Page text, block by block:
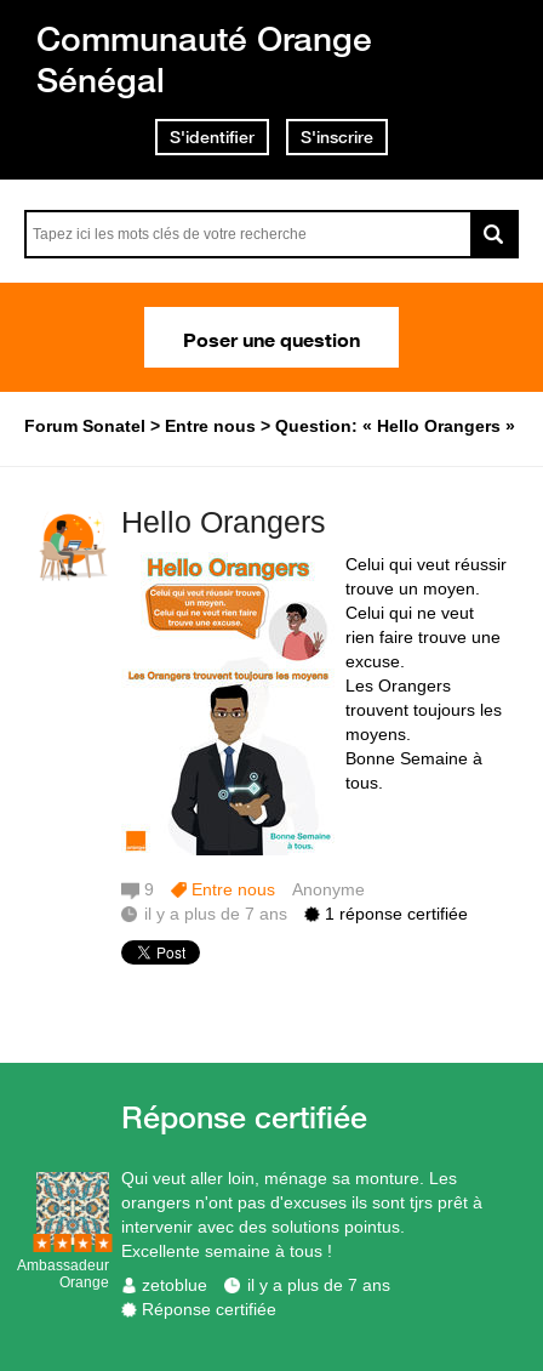
Communauté Orange
Sénégal
S'identifier S'inscrire
Poser une question
Forum Sonatel Entre nous Question: « Hello Orangers »
Hello Orangers
Celui qui veut réussir
trouve un moyen.
Celui qui ne veut
rien faire trouve une
excuse.
Les Orangers
trouvent toujours les
moyens.
Bonne Semaine à
tous.
9 Entre nous
Anonyme
il y a plus de 7 ans
1 réponse certifiée
Ambassadeur
Orange
Qui veut aller loin, ménage sa monture. Les
orangers n'ont pas d'excuses ils sont tjrs prêt à
intervenir avec des solutions pointus.
Excellente semaine à tous !
zetoblue
il y a plus de 7 ans
Réponse certifiée